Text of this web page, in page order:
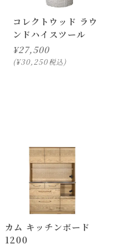
コレクトウッド ラウ
ンドハイスツール
¥27,500
¥30,250税込
カム キッチンボード
1200